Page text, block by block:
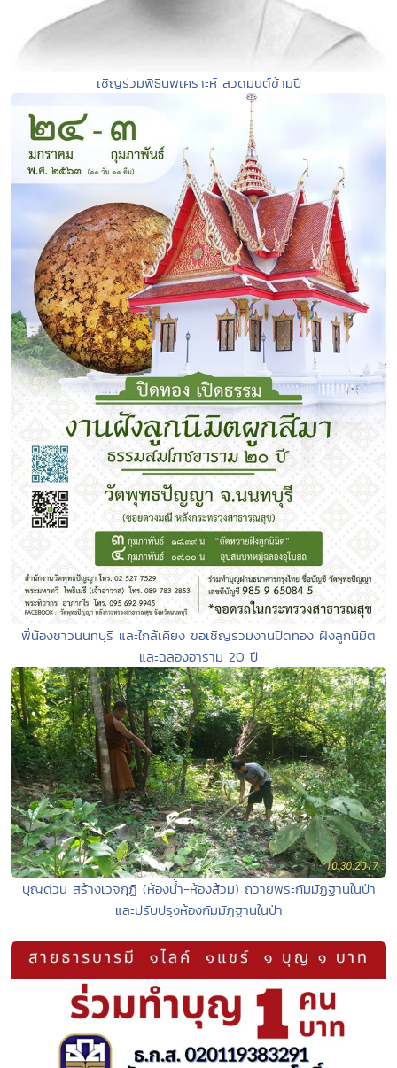
เชิญร่วมพิธีนพเคราะห์ สวดมนต์ข้ามปี
พี่น้องชาวนนทบุรี และใกล้เคียง ขอเชิญร่วมงานปิดทอง ฝังลูกนิมิต
และฉลองอาราม 20 ปี
บุญด่วน สร้างเวจกุฏี (ห้องน้ำ-ห้องส้วม) ถวายพระกัมมัฏฐานในป่า
และปรับปรุงห้องกัมมัฏฐานในป่า